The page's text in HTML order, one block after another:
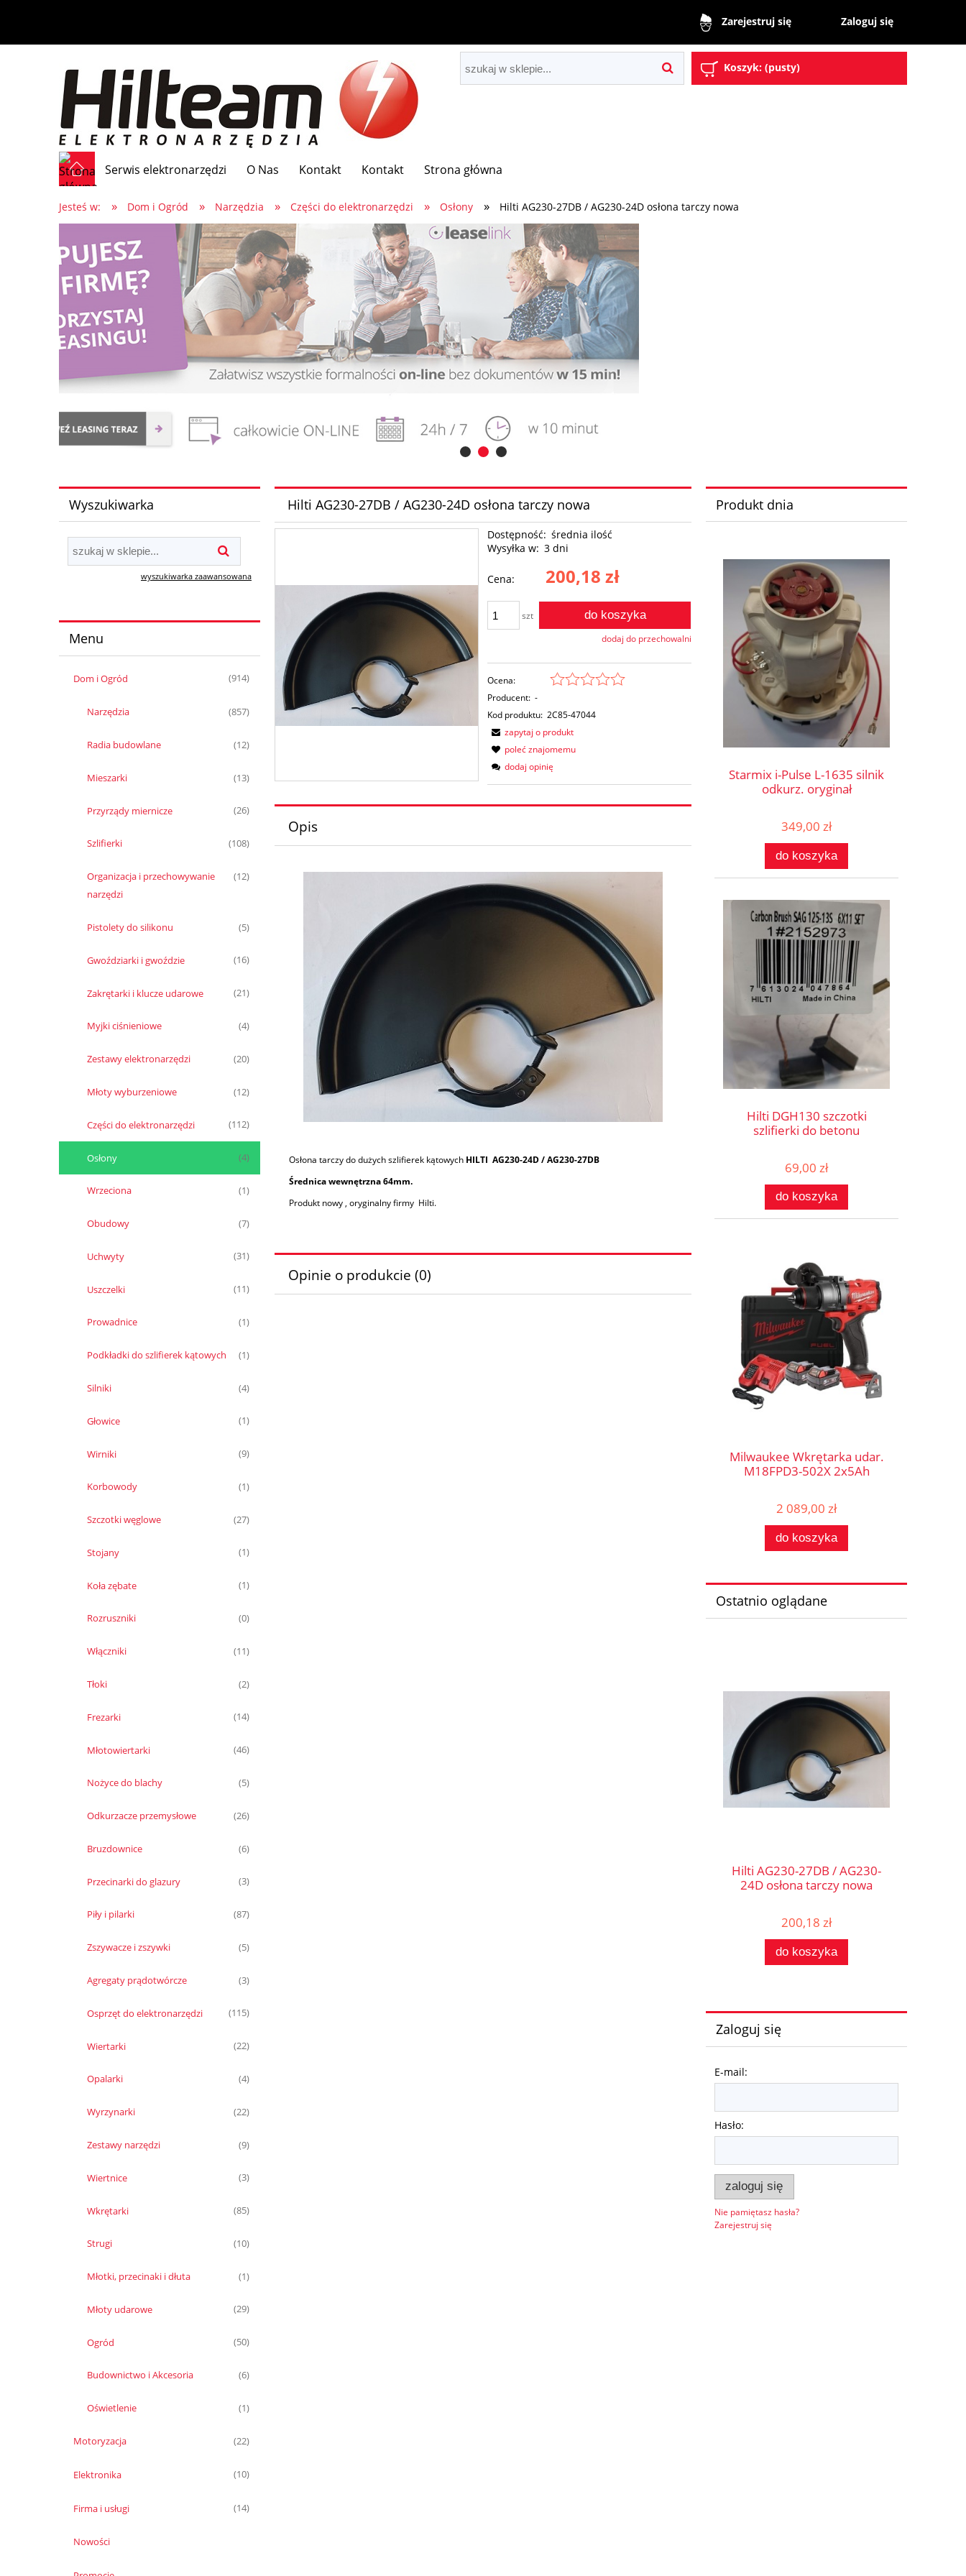
Zarejestruj się Zaloguj się
Koszyk: (pusty)
Serwis elektronarzędzi O Nas Kontakt Kontakt Strona główna
Jesteś w: » Dom i Ogród » Narzędzia » Części do elektronarzędzi » Osłony » Hilti AG230-27DB / AG230-24D osłona tarczy nowa
Wyszukiwarka
wyszukiwarka zaawansowana
Menu
Dom i Ogród (914)
Narzędzia (857)
Radia budowlane (12)
Mieszarki (13)
Przyrządy miernicze (26)
Szlifierki (108)
Organizacja i przechowywanie
narzędzi
(12)
Pistolety do silikonu (5)
Gwoździarki i gwoździe (16)
Zakrętarki i klucze udarowe (21)
Myjki ciśnieniowe (4)
Zestawy elektronarzędzi (20)
Młoty wyburzeniowe (12)
Części do elektronarzędzi (112)
Osłony (4)
Wrzeciona (1)
Obudowy (7)
Uchwyty (31)
Uszczelki (11)
Prowadnice (1)
Podkładki do szlifierek kątowych (1)
Silniki (4)
Głowice (1)
Wirniki (9)
Korbowody (1)
Szczotki węglowe (27)
Stojany (1)
Koła zębate (1)
Rozruszniki (0)
Włączniki (11)
Tłoki (2)
Frezarki (14)
Młotowiertarki (46)
Nożyce do blachy (5)
Odkurzacze przemysłowe (26)
Bruzdownice (6)
Przecinarki do glazury (3)
Piły i pilarki (87)
Zszywacze i zszywki (5)
Agregaty prądotwórcze (3)
Osprzęt do elektronarzędzi (115)
Wiertarki (22)
Opalarki (4)
Wyrzynarki (22)
Zestawy narzędzi (9)
Wiertnice (3)
Wkrętarki (85)
Strugi (10)
Młotki, przecinaki i dłuta (1)
Młoty udarowe (29)
Ogród (50)
Budownictwo i Akcesoria (6)
Oświetlenie (1)
Motoryzacja (22)
Elektronika (10)
Firma i usługi (14)
Nowości
Hilti AG230-27DB / AG230-24D osłona tarczy nowa
Dostępność: średnia ilość
Wysyłka w: 3 dni
Cena: 200,18 zł
szt do koszyka
dodaj do przechowalni
Ocena:
Producent: -
Kod produktu: 2C85-47044
zapytaj o produkt
poleć znajomemu
dodaj opinię
Opis
Osłona tarczy do dużych szlifierek kątowych HILTI AG230-24D / AG230-27DB
Średnica wewnętrzna 64mm.
Produkt nowy , oryginalny firmy Hilti.
Opinie o produkcie (0)
Produkt dnia
Starmix i-Pulse L-1635 silnik
odkurz. oryginał
349,00 zł
do koszyka
Hilti DGH130 szczotki
szlifierki do betonu
69,00 zł
do koszyka
Milwaukee Wkrętarka udar.
M18FPD3-502X 2x5Ah
2 089,00 zł
do koszyka
Ostatnio oglądane
Hilti AG230-27DB / AG230-
24D osłona tarczy nowa
200,18 zł
do koszyka
Zaloguj się
E-mail:
Hasło:
zaloguj się
Nie pamiętasz hasła?
Zarejestruj się